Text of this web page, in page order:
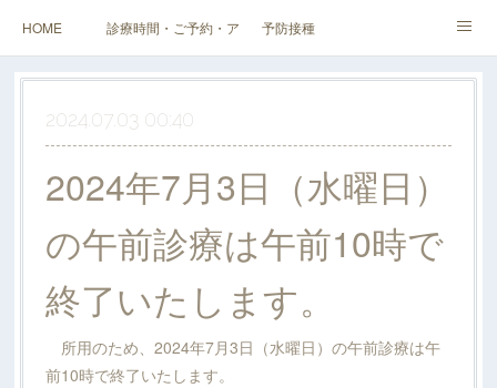
HOME 診療時間・ご予約・アクセス予防接種
健診（検診）・人間ドック・その他外来
企業健診 スタッフ・当院紹介
2024.07.03 00:40
2024年7月3日（水曜日）
の午前診療は午前10時で
終了いたします。
所用のため、2024年7月3日（水曜日）の午前診療は午
前10時で終了いたします。